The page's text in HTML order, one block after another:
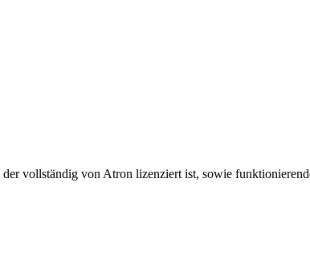
vollständig von Atron lizenziert ist, sowie